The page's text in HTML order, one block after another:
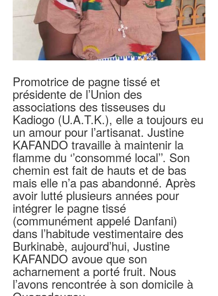
Promotrice de pagne tissé et
présidente de l’Union des
associations des tisseuses du
Kadiogo (U.A.T.K.), elle a toujours eu
un amour pour l’artisanat. Justine
KAFANDO travaille à maintenir la
flamme du ‘’consommé local’’. Son
chemin est fait de hauts et de bas
mais elle n’a pas abandonné. Après
avoir lutté plusieurs années pour
intégrer le pagne tissé
(communément appelé Danfani)
dans l’habitude vestimentaire des
Burkinabè, aujourd’hui, Justine
KAFANDO avoue que son
acharnement a porté fruit. Nous
l’avons rencontrée à son domicile à